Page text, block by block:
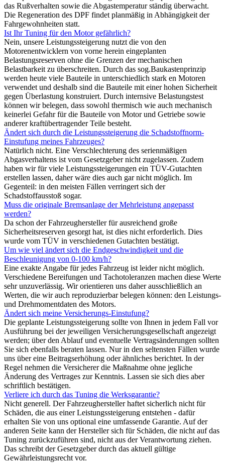
das Rußverhalten sowie die Abgastemperatur ständig überwacht.
Die Regeneration des DPF findet planmäßig in Abhängigkeit der
Fahrgewohnheiten statt.
Ist Ihr Tuning für den Motor gefährlich?
Nein, unsere Leistungssteigerung nutzt die von den
Motorenentwicklern von vorne herein eingeplanten
Belastungsreserven ohne die Grenzen der mechanischen
Belastbarkeit zu überschreiten. Durch das sog.Baukastenprinzip
werden heute viele Bauteile in unterschiedlich stark en Motoren
verwendet und deshalb sind die Bauteile mit einer hohen Sicherheit
gegen Überlastung konstruiert. Durch internsive Belastungstest
können wir belegen, dass sowohl thermisch wie auch mechanisch
keinerlei Gefahr für die Bauteile von Motor und Getriebe sowie
anderer kraftübertragender Teile besteht.
Ändert sich durch die Leistungssteigerung die Schadstoffnorm-
Einstufung meines Fahrzeuges?
Natürlich nicht. Eine Verschlechterung des serienmäßigen
Abgasverhaltens ist vom Gesetzgeber nicht zugelassen. Zudem
haben wir für viele Leistungssteigerungen ein TÜV-Gutachten
erstellen lassen, daher wäre dies auch gar nicht möglich. Im
Gegenteil: in den meisten Fällen verringert sich der
Schadstoffausstoß sogar.
Muss die originale Bremsanlage der Mehrleistung angepasst
werden?
Da schon der Fahrzeughersteller für ausreichend große
Sicherheitsreserven gesorgt hat, ist dies nicht erforderlich. Dies
wurde vom TÜV in verschiedenen Gutachten bestätigt.
Um wie viel ändert sich die Endgeschwindigkeit und die
Beschleunigung von 0-100 km/h?
Eine exakte Angabe für jedes Fahrzeug ist leider nicht möglich.
Verschiedene Bereifungen und Tachotoleranzen machen diese Werte
sehr unzuverlässig. Wir orientieren uns daher ausschließlich an
Werten, die wir auch reproduzierbar belegen können: den Leistungs-
und Drehmomentdaten des Motors.
Ändert sich meine Versicherungs-Einstufung?
Die geplante Leistungssteigerung sollte von Ihnen in jedem Fall vor
Ausführung bei der jeweiligen Versicherungsgesellschaft angezeigt
werden; über den Ablauf und eventuelle Vertragsänderungen sollten
Sie sich ebenfalls beraten lassen. Nur in den seltensten Fällen wurde
uns über eine Beitragserhöhung oder ähnliches berichtet. In der
Regel nehmen die Versicherer die Maßnahme ohne jegliche
Änderung des Vertrages zur Kenntnis. Lassen sie sich dies aber
schriftlich bestätigen.
Verliere ich durch das Tuning die Werksgarantie?
Nicht generell. Der Fahrzeughersteller haftet sicherlich nicht für
Schäden, die aus einer Leistungssteigerung entstehen - dafür
erhalten Sie von uns optional eine umfassende Garantie. Auf der
anderen Seite kann der Hersteller sich für Schäden, die nicht auf das
Tuning zurückzuführen sind, nicht aus der Verantwortung ziehen.
Das schreibt der Gesetzgeber durch das aktuell gültige
Gewährleistungsrecht vor.